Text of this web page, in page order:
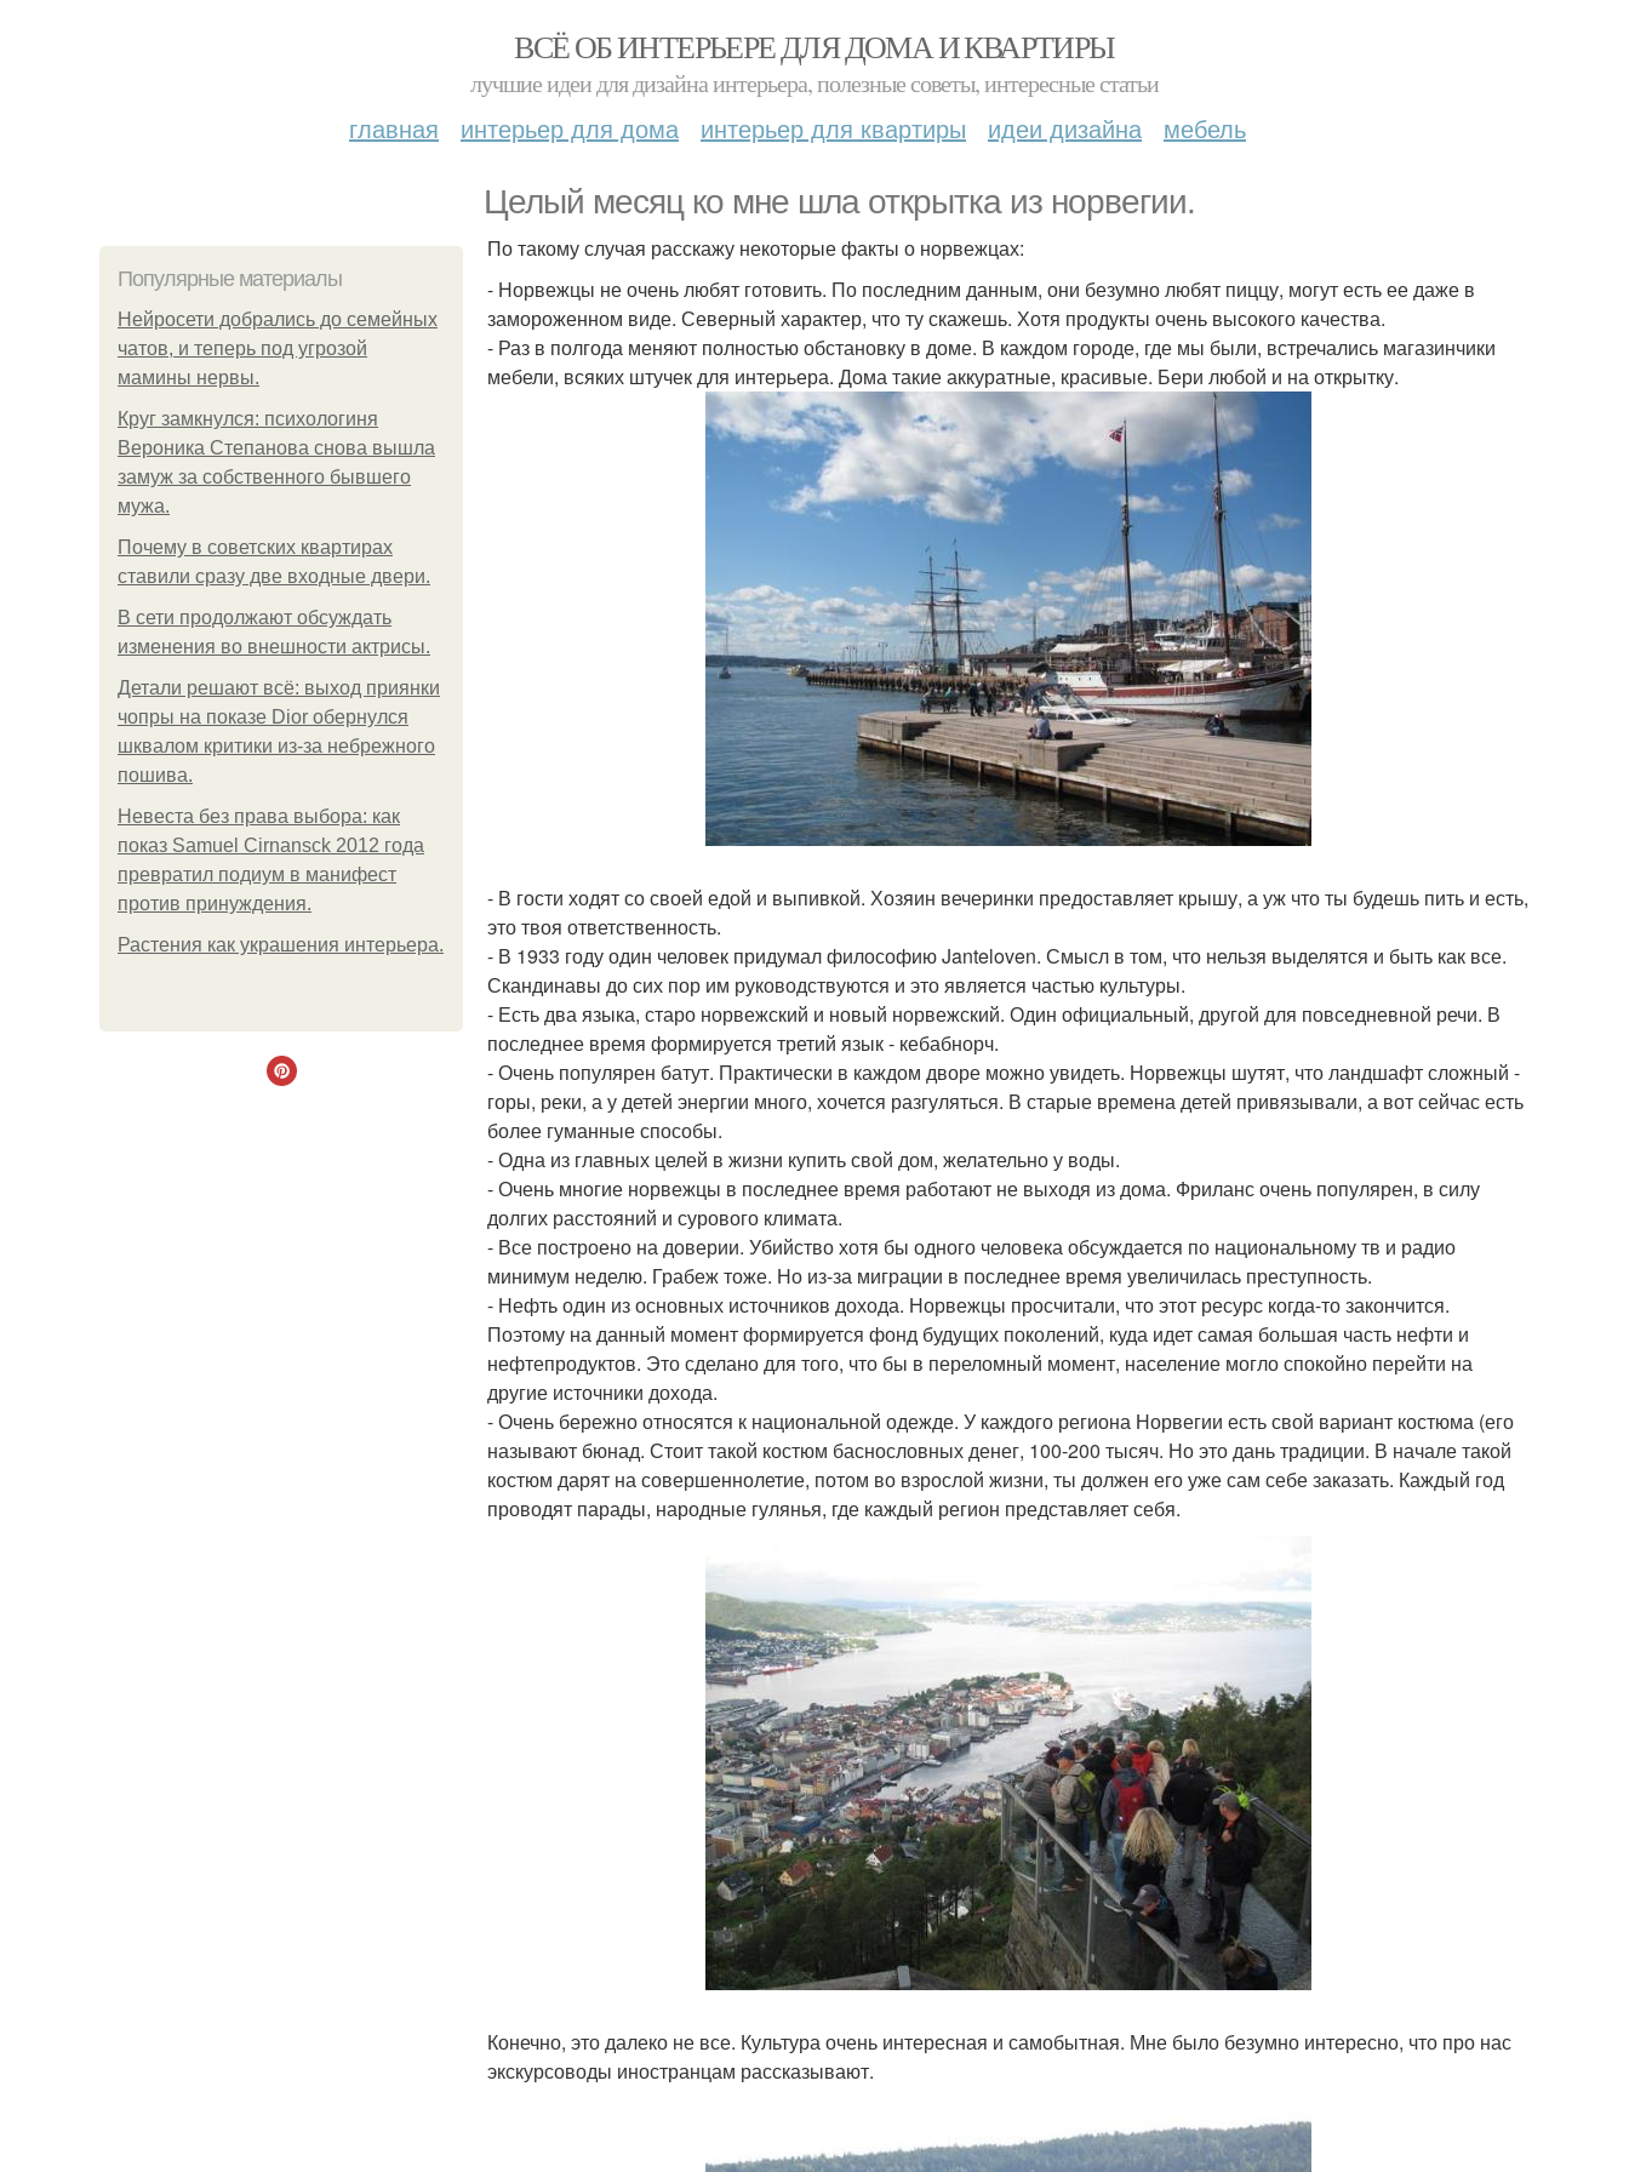
ВСЁ ОБ ИНТЕРЬЕРЕ ДЛЯ ДОМА И КВАРТИРЫ
лучшие идеи для дизайна интерьера, полезные советы, интересные статьи
главная интерьер для дома интерьер для квартиры идеи дизайна мебель
Целый месяц ко мне шла открытка из норвегии.
Популярные материалы
Нейросети добрались до семейных
чатов, и теперь под угрозой
мамины нервы.
Круг замкнулся: психологиня
Вероника Степанова снова вышла
замуж за собственного бывшего
мужа.
Почему в советских квартирах
ставили сразу две входные двери.
В сети продолжают обсуждать
изменения во внешности актрисы.
Детали решают всё: выход приянки
чопры на показе Dior обернулся
шквалом критики из-за небрежного
пошива.
Невеста без права выбора: как
показ Samuel Cirnansck 2012 года
превратил подиум в манифест
против принуждения.
Растения как украшения интерьера.
По такому случая расскажу некоторые факты о норвежцах:
- Норвежцы не очень любят готовить. По последним данным, они безумно любят пиццу, могут есть ее даже в
замороженном виде. Северный характер, что ту скажешь. Хотя продукты очень высокого качества.
- Раз в полгода меняют полностью обстановку в доме. В каждом городе, где мы были, встречались магазинчики
мебели, всяких штучек для интерьера. Дома такие аккуратные, красивые. Бери любой и на открытку.
- В гости ходят со своей едой и выпивкой. Хозяин вечеринки предоставляет крышу, а уж что ты будешь пить и есть,
это твоя ответственность.
- В 1933 году один человек придумал философию Janteloven. Смысл в том, что нельзя выделятся и быть как все.
Скандинавы до сих пор им руководствуются и это является частью культуры.
- Есть два языка, старо норвежский и новый норвежский. Один официальный, другой для повседневной речи. В
последнее время формируется третий язык - кебабнорч.
- Очень популярен батут. Практически в каждом дворе можно увидеть. Норвежцы шутят, что ландшафт сложный -
горы, реки, а у детей энергии много, хочется разгуляться. В старые времена детей привязывали, а вот сейчас есть
более гуманные способы.
- Одна из главных целей в жизни купить свой дом, желательно у воды.
- Очень многие норвежцы в последнее время работают не выходя из дома. Фриланс очень популярен, в силу
долгих расстояний и сурового климата.
- Все построено на доверии. Убийство хотя бы одного человека обсуждается по национальному тв и радио
минимум неделю. Грабеж тоже. Но из-за миграции в последнее время увеличилась преступность.
- Нефть один из основных источников дохода. Норвежцы просчитали, что этот ресурс когда-то закончится.
Поэтому на данный момент формируется фонд будущих поколений, куда идет самая большая часть нефти и
нефтепродуктов. Это сделано для того, что бы в переломный момент, население могло спокойно перейти на
другие источники дохода.
- Очень бережно относятся к национальной одежде. У каждого региона Норвегии есть свой вариант костюма (его
называют бюнад. Стоит такой костюм баснословных денег, 100-200 тысяч. Но это дань традиции. В начале такой
костюм дарят на совершеннолетие, потом во взрослой жизни, ты должен его уже сам себе заказать. Каждый год
проводят парады, народные гулянья, где каждый регион представляет себя.
Конечно, это далеко не все. Культура очень интересная и самобытная. Мне было безумно интересно, что про нас
экскурсоводы иностранцам рассказывают.